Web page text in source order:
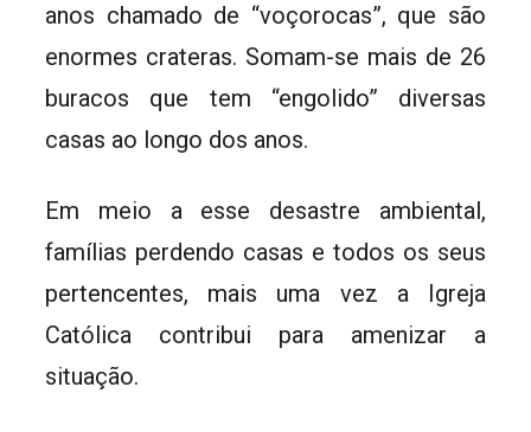
anos chamado de “voçorocas”, que são
enormes crateras. Somam-se mais de 26
buracos que tem “engolido” diversas
casas ao longo dos anos.
Em meio a esse desastre ambiental,
famílias perdendo casas e todos os seus
pertencentes, mais uma vez a Igreja
Católica contribui para amenizar a
situação.